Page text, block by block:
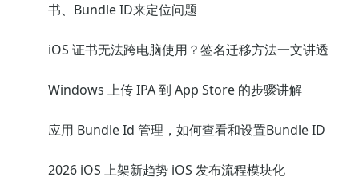
书、Bundle ID来定位问题
iOS 证书无法跨电脑使用？签名迁移方法一文讲透
Windows 上传 IPA 到 App Store 的步骤讲解
应用 Bundle Id 管理，如何查看和设置Bundle ID
2026 iOS 上架新趋势 iOS 发布流程模块化